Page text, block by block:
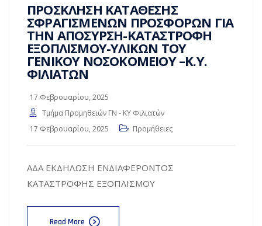
ΠΡΟΣΚΛΗΣΗ ΚΑΤΑΘΕΣΗΣ
ΣΦΡΑΓΙΣΜΕΝΩΝ ΠΡΟΣΦΟΡΩΝ ΓΙΑ
ΤΗΝ ΑΠΟΣΥΡΣΗ-ΚΑΤΑΣΤΡΟΦΗ
ΕΞΟΠΛΙΣΜΟΥ-ΥΛΙΚΩΝ ΤΟΥ
ΓΕΝΙΚΟΥ ΝΟΣΟΚΟΜΕΙΟΥ –Κ.Υ.
ΦΙΛΙΑΤΩΝ
17 Φεβρουαρίου, 2025
Τμήμα Προμηθειών ΓΝ - ΚΥ Φιλιατών
17 Φεβρουαρίου, 2025
Προμήθειες
ΑΔΑ ΕΚΔΗΛΩΣΗ ΕΝΔΙΑΦΕΡΟΝΤΟΣ
ΚΑΤΑΣΤΡΟΦΗΣ ΕΞΟΠΛΙΣΜΟΥ
Read More